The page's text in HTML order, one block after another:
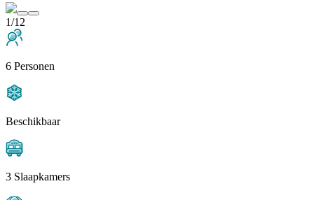
1/12
6 Personen
Beschikbaar
3 Slaapkamers